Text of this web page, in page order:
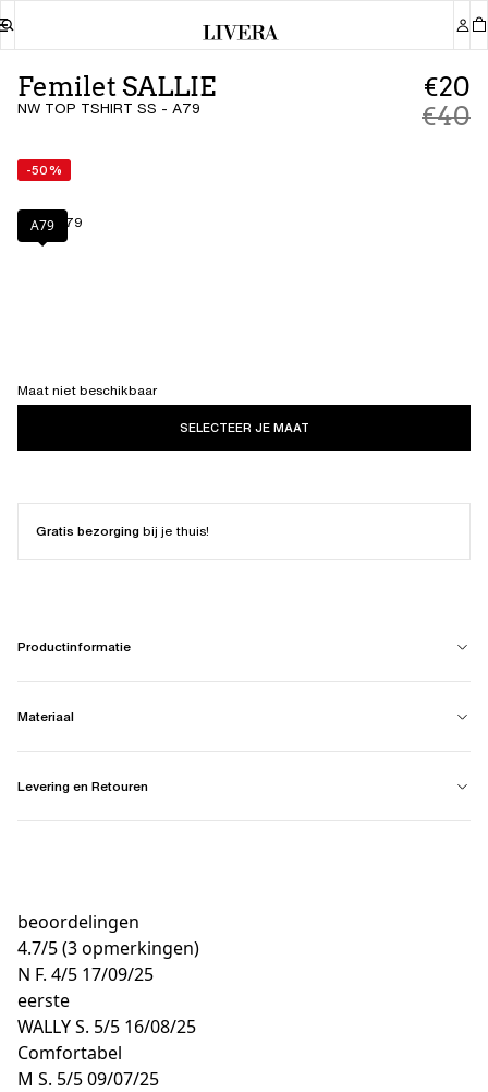
Femilet SALLIE
NW TOP TSHIRT SS - A79
€20
€40
-50%
Kleur: A79
A79
Maat niet beschikbaar
SELECTEER JE MAAT
Gratis bezorgingbij je thuis!
Productinformatie
Materiaal
Levering en Retouren
beoordelingen
4.7/5(3 opmerkingen)
N F. 4/5 17/09/25
eerste
WALLY S. 5/5 16/08/25
Comfortabel
M S. 5/509/07/25